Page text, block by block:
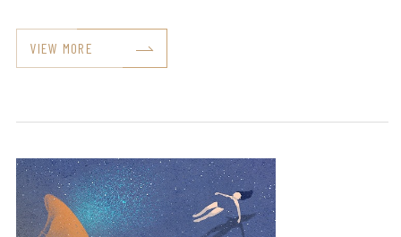
VIEW MORE